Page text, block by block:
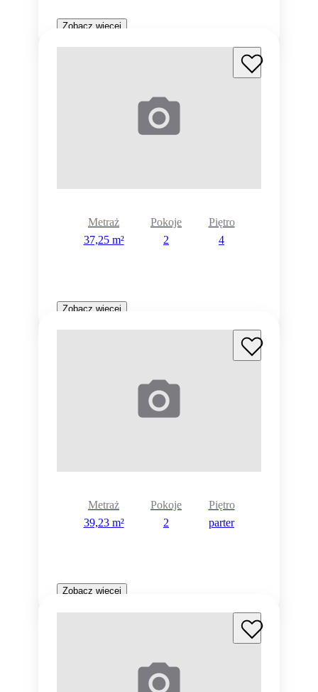
Zobacz więcej
Metraż
37,25 m²
Pokoje
2
Piętro
4
Zobacz więcej
Metraż
39,23 m²
Pokoje
2
Piętro
parter
Zobacz więcej